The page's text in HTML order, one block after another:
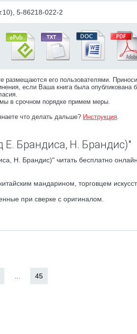
5-86218-022-2
размещаются его пользователями.
если Ваша книга была опубликована
в срочном порядке примем меры.
что делать дальше? Инструкция.
Е. Брандиса, Н. Брандис)"
Н. Брандис)" читать бесплатно онлайн.
мандарином, торговцем
при сверке с оригиналом.
45